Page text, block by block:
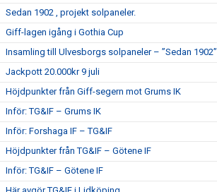
Sedan 1902 , projekt solpaneler.
Giff-lagen igång i Gothia Cup
Insamling till Ulvesborgs solpaneler – ”Sedan 1902”
Jackpott 20.000kr 9 juli
Höjdpunkter från Giff-segern mot Grums IK
Inför: TG&IF – Grums IK
Inför: Forshaga IF – TG&IF
Höjdpunkter från TG&IF – Götene IF
Inför: TG&IF – Götene IF